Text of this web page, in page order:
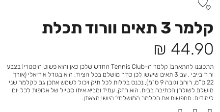
קלמר 3 תאים וורוד תכלת
מחיר
מוצר
44.90 ₪
תתכוננו להתאהב! קלמר ה-Tennis Club החדש שלכן כאן והוא פשוט היסטרי! בצבע
ורוד בייבי , עם 3 תאים שיעשו לכן סדר מושלם בכל הציוד. הוא בגודל אידיאלי (אורך
22 ס”מ, רוחב וגובה 9 ס”מ), נכנס בקלות לכל תיק ויכול לשמש אתכן גם כקלמר שני
מושלם לשולחן הכתיבה בבית. הוא חזק, עמיד ומביא איתו סטייל של אלופות לכל יום
לימודים. מחפשות את הקלמר המושלם? היוש! מצאתן.